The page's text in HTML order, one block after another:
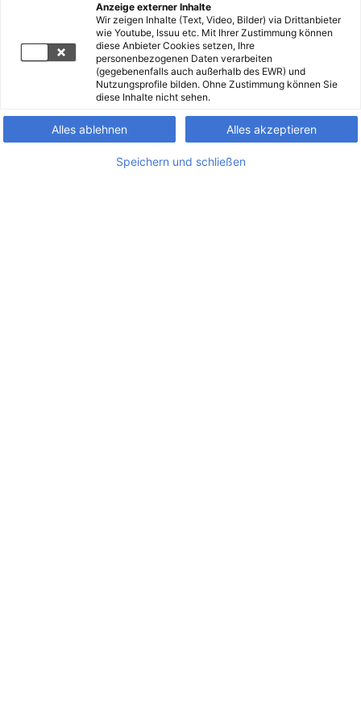
Anzeige externer Inhalte
Wir zeigen Inhalte (Text, Video, Bilder) via Drittanbieter
wie Youtube, Issuu etc. Mit Ihrer Zustimmung können
diese Anbieter Cookies setzen, Ihre
personenbezogenen Daten verarbeiten
(gegebenenfalls auch außerhalb des EWR) und
Nutzungsprofile bilden. Ohne Zustimmung können Sie
diese Inhalte nicht sehen.
Alles ablehnen Alles akzeptieren
Speichern und schließen